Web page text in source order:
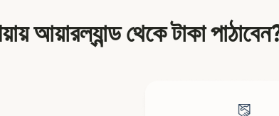
আয়ারল্যান্ড থেকে টাকা